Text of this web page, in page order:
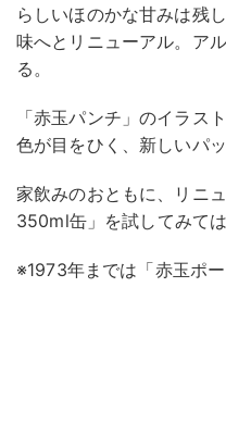
らしいほのかな甘みは残
味へとリニューアル。ア
る。
「赤玉パンチ」のイラス
色が目をひく、新しいパ
家飲みのおともに、リニ
350ml缶」を試してみては
※1973年までは「赤玉ポ